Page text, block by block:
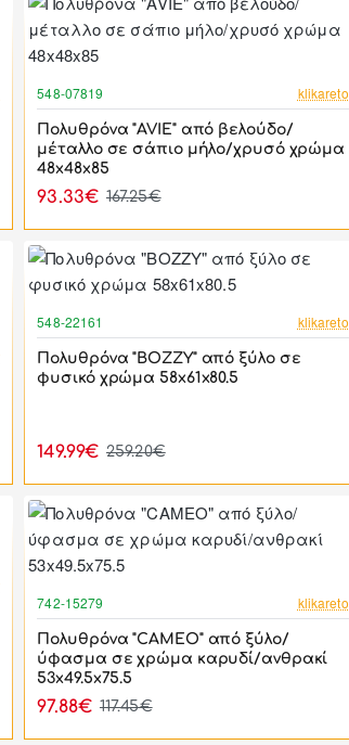
548-07819 klikareto
Πολυθρόνα "AVIE" από βελούδο/
μέταλλο σε σάπιο μήλο/χρυσό χρώμα
48x48x85
93.33€ 167.25€
548-22161 klikareto
Πολυθρόνα "BOZZY" από ξύλο σε
φυσικό χρώμα 58x61x80.5
149.99€ 259.20€
742-15279 klikareto
Πολυθρόνα "CAMEO" από ξύλο/
ύφασμα σε χρώμα καρυδί/ανθρακί
53x49.5x75.5
97.88€ 117.45€